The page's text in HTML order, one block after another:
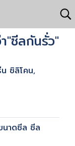
"ซีลกันรั่ว"
ซิลิโคน,
นาดซีล ซีล